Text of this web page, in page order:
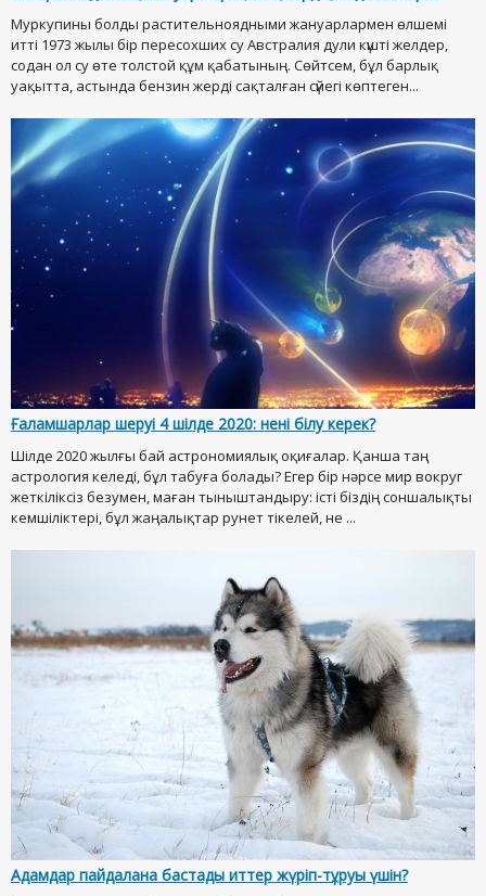
Муркупины болды растительноядными жануарлармен өлшемі
итті 1973 жылы бір пересохших су Австралия дули күшті желдер,
содан ол су өте толстой құм қабатының. Сөйтсем, бұл барлық
уақытта, астында бензин жерді сақталған сүйегі көптеген...
Ғаламшарлар шеруі 4 шілде 2020: нені білу керек?
Шілде 2020 жылғы бай астрономиялық оқиғалар. Қанша таң
астрология келеді, бұл табуға болады? Егер бір нәрсе мир вокруг
жеткіліксіз безумен, маған тыныштандыру: істі біздің соншалықты
кемшіліктері, бұл жаңалықтар рунет тікелей, не ...
Адамдар пайдалана бастады иттер жүріп-тұруы үшін?